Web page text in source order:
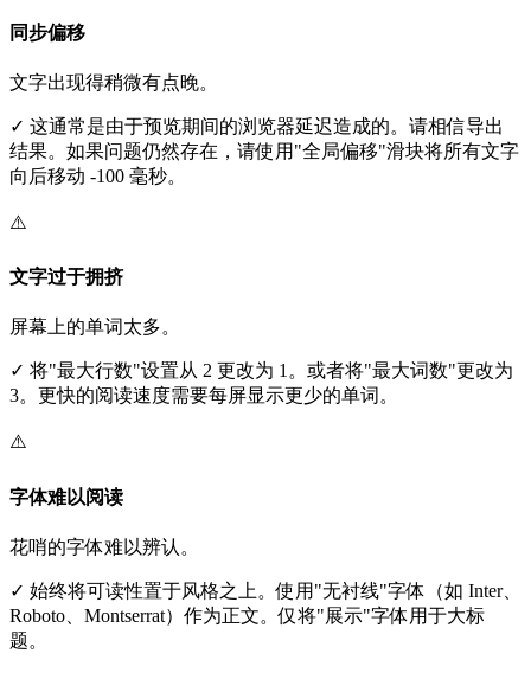
同步偏移
文字出现得稍微有点晚。
✓ 这通常是由于预览期间的浏览器延迟造成的。请相信导出
结果。如果问题仍然存在，请使用"全局偏移"滑块将所有文字
向后移动 -100 毫秒。
⚠️
文字过于拥挤
屏幕上的单词太多。
✓ 将"最大行数"设置从 2 更改为 1。或者将"最大词数"更改为
3。更快的阅读速度需要每屏显示更少的单词。
⚠️
字体难以阅读
花哨的字体难以辨认。
✓ 始终将可读性置于风格之上。使用"无衬线"字体（如 Inter、
Roboto、Montserrat）作为正文。仅将"展示"字体用于大标
题。